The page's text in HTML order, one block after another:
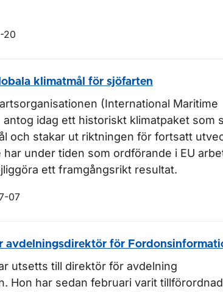
20
klimatmål för sjöfarten
(International Maritime
antog idag ett historiskt klimatpaket som
och stakar ut riktningen för fortsatt
under tiden som ordförande i EU
ett framgångsrikt resultat.
07
avdelningsdirektör för
utsetts till direktör för avdelning
Hon har sedan februari varit